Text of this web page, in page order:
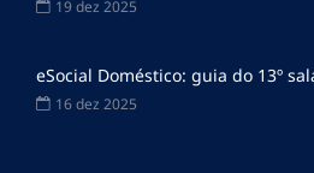
19 dez 2025
eSocial Doméstico: guia do 13º
16 dez 2025